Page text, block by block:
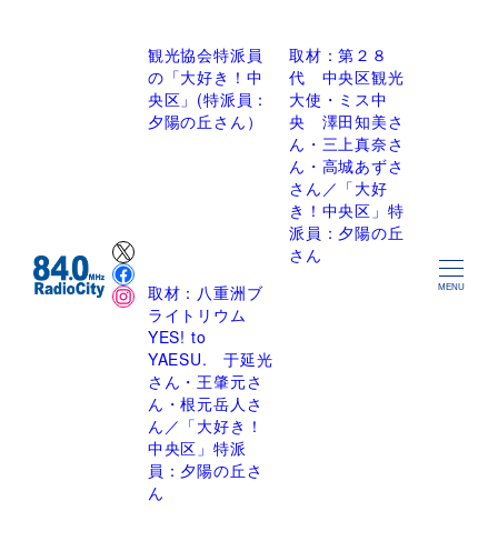
X
Facebook
Instagram
観光協会特派員
の「大好き！中
央区」(特派員：
夕陽の丘さん）
取材：第２８
代 中央区観光
大使・ミス中
央 澤田知美さ
ん・三上真奈さ
ん・高城あずさ
さん／「大好
き！中央区」特
派員：夕陽の丘
さん
取材：八重洲ブ
ライトリウム
YES! to
YAESU. 于延光
さん・王肇元さ
ん・根元岳人さ
ん／「大好き！
中央区」特派
員：夕陽の丘さ
ん
MENU